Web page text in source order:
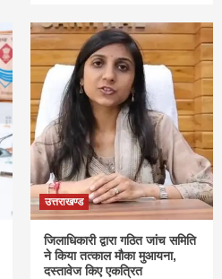
उत्तराखण्ड
जिलाधिकारी द्वारा गठित जांच समिति
ने किया तत्काल मौका मुआयना,
दस्तावेज किए एकत्रित